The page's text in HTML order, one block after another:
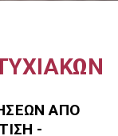
ΑΠΟ
-